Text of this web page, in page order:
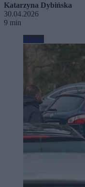
Katarzyna Dybińska
30.04.2026
9 min
Biznes